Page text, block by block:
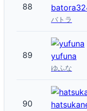
88
バトラ
89 yufuna
ゆふな
90